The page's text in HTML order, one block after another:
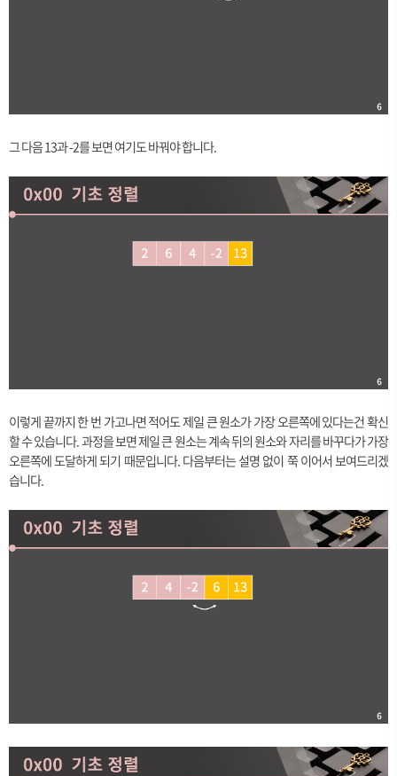
그 다음 13과 -2를 보면 여기도 바꿔야 합니다.
이렇게 끝까지 한 번 가고나면 적어도 제일 큰 원소가 가장 오른쪽에 있다는건 확신
할 수 있습니다. 과정을 보면 제일 큰 원소는 계속 뒤의 원소와 자리를 바꾸다가 가장
오른쪽에 도달하게 되기 때문입니다. 다음부터는 설명 없이 쭉 이어서 보여드리겠
습니다.